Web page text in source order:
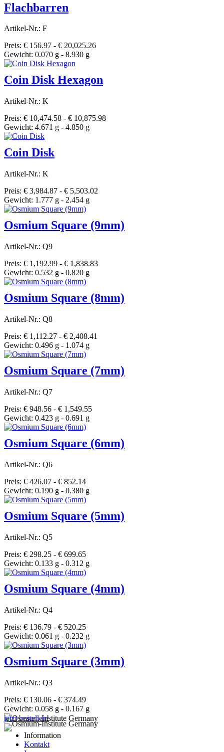
Flachbarren
Artikel-Nr.: F
Preis: € 156.97 - € 20,025.26
Gewicht: 0.070 g - 8.930 g
Coin Disk Hexagon
Artikel-Nr.: K
Preis: € 10,474.58 - € 10,875.98
Gewicht: 4.671 g - 4.850 g
Coin Disk
Artikel-Nr.: K
Preis: € 3,984.87 - € 5,503.02
Gewicht: 1.777 g - 2.454 g
Osmium Square (9mm)
Artikel-Nr.: Q9
Preis: € 1,192.99 - € 1,838.83
Gewicht: 0.532 g - 0.820 g
Osmium Square (8mm)
Artikel-Nr.: Q8
Preis: € 1,112.27 - € 2,408.41
Gewicht: 0.496 g - 1.074 g
Osmium Square (7mm)
Artikel-Nr.: Q7
Preis: € 948.56 - € 1,549.55
Gewicht: 0.423 g - 0.691 g
Osmium Square (6mm)
Artikel-Nr.: Q6
Preis: € 426.07 - € 852.14
Gewicht: 0.190 g - 0.380 g
Osmium Square (5mm)
Artikel-Nr.: Q5
Preis: € 298.25 - € 699.65
Gewicht: 0.133 g - 0.312 g
Osmium Square (4mm)
Artikel-Nr.: Q4
Preis: € 136.79 - € 520.25
Gewicht: 0.061 g - 0.232 g
Osmium Square (3mm)
Artikel-Nr.: Q3
Preis: € 130.06 - € 374.49
Gewicht: 0.058 g - 0.167 g
jetzt bestellen!
Information
Kontakt